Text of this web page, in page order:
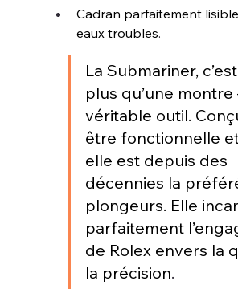
Cadran parfaitement
eaux troubles.
La Submariner,
plus qu’une montre
véritable outil.
être fonctionnelle
elle est depuis des
décennies la
plongeurs. Elle
parfaitement
de Rolex envers la
la précision.